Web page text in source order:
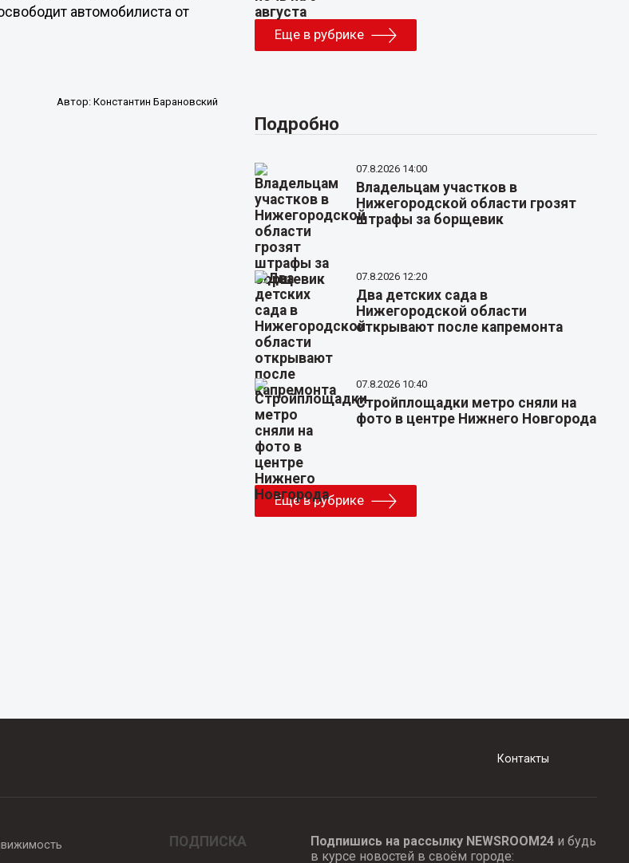
автомобилиста от
Автор: Константин Барановский
Еще в рубрике
Подробно
07.8.2026 14:00
Владельцам участков в
Нижегородской области грозят
штрафы за борщевик
07.8.2026 12:20
Два детских сада в
Нижегородской области
открывают после капремонта
07.8.2026 10:40
Стройплощадки метро сняли на
фото в центре Нижнего Новгорода
Еще в рубрике
Контакты
ПОДПИСКА Подпишись на рассылку NEWSROOM24и будь
в курсе новостей в своём городе: